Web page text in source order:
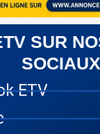
SUR
SOCIAUX
ETV